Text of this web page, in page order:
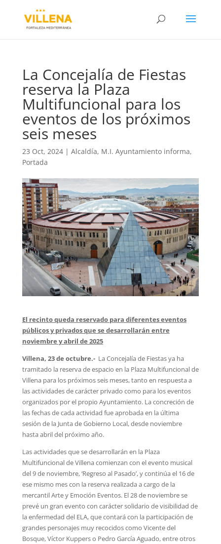
La Concejalía de Fiestas
reserva la Plaza
Multifuncional para los
eventos de los próximos
seis meses
23 Oct, 2024| Alcaldía, M.I. Ayuntamiento informa,
Portada
El recinto queda reservado para diferentes eventos
públicos y privados que se desarrollarán entre
noviembre y abril de 2025
Villena, 23 de octubre.- La Concejalía de Fiestas ya ha
tramitado la reserva de espacio en la Plaza Multifuncional de
Villena para los próximos seis meses, tanto en respuesta a
las actividades de carácter privado como para los eventos
organizados por el propio Ayuntamiento. La concreción de
las fechas de cada actividad fue aprobada en la última
sesión de la Junta de Gobierno Local, desde noviembre
hasta abril del próximo año.
Las actividades que se desarrollarán en la Plaza
Multifuncional de Villena comienzan con el evento musical
del 9 de noviembre, ‘Regreso al Pasado’, y continúa el 16 de
ese mismo mes con la reserva realizada a cargo de la
mercantil Arte y Emoción Eventos. El 28 de noviembre se
prevé un gran evento con carácter solidario de visibilidad de
la enfermedad del ELA, que contará con la participación de
grandes personajes muy recocidos como Vicente del
Bosque, Víctor Kuppers o Pedro García Aguado, entre otros